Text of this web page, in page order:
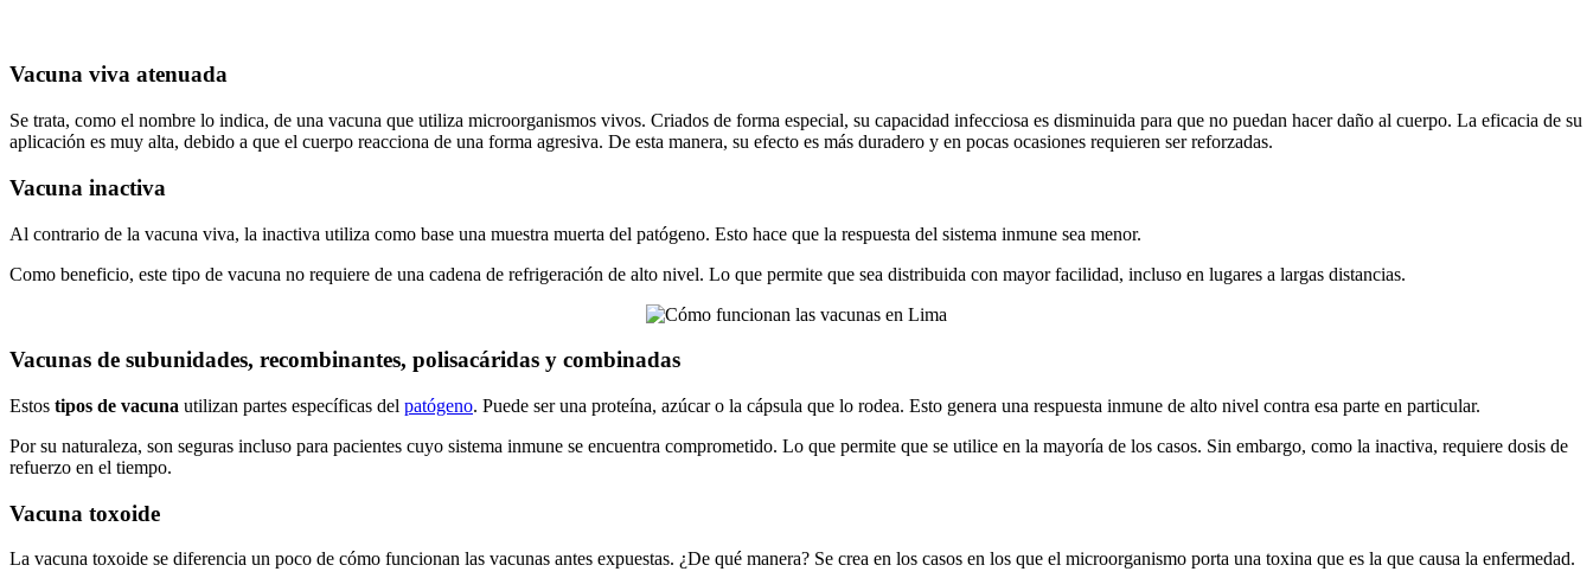
Vacuna viva atenuada
Se trata, como el nombre lo indica, de una vacuna que utiliza microorganismos vivos. Criados de forma especial, su capacidad infecciosa es disminuida para que no puedan hacer daño al cuerpo. La eficacia de su
aplicación es muy alta, debido a que el cuerpo reacciona de una forma agresiva. De esta manera, su efecto es más duradero y en pocas ocasiones requieren ser reforzadas.
Vacuna inactiva
Al contrario de la vacuna viva, la inactiva utiliza como base una muestra muerta del patógeno. Esto hace que la respuesta del sistema inmune sea menor.
Como beneficio, este tipo de vacuna no requiere de una cadena de refrigeración de alto nivel. Lo que permite que sea distribuida con mayor facilidad, incluso en lugares a largas distancias.
Vacunas de subunidades, recombinantes, polisacáridas y combinadas
Estos tipos de vacuna utilizan partes específicas del patógeno. Puede ser una proteína, azúcar o la cápsula que lo rodea. Esto genera una respuesta inmune de alto nivel contra esa parte en particular.
Por su naturaleza, son seguras incluso para pacientes cuyo sistema inmune se encuentra comprometido. Lo que permite que se utilice en la mayoría de los casos. Sin embargo, como la inactiva, requiere dosis de
refuerzo en el tiempo.
Vacuna toxoide
La vacuna toxoide se diferencia un poco de cómo funcionan las vacunas antes expuestas. ¿De qué manera? Se crea en los casos en los que el microorganismo porta una toxina que es la que causa la enfermedad.